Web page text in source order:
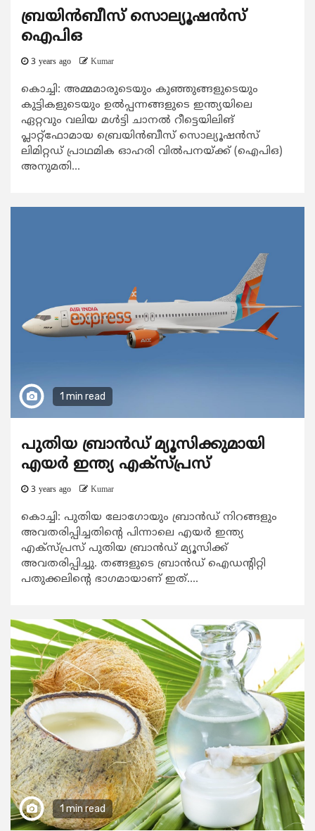
ബ്രയിന്‍ബീസ് സൊല്യൂഷന്‍സ്
ഐപിഒ
3 years ago Kumar
കൊച്ചി: അമ്മമാരുടെയും കുഞ്ഞുങ്ങളുടെയും
കുട്ടികളുടെയും ഉല്‍പ്പന്നങ്ങളുടെ ഇന്ത്യയിലെ
ഏറ്റവും വലിയ മള്‍ട്ടി ചാനല്‍ റീട്ടെയിലിങ്
പ്ലാറ്റ്‌ഫോമായ ബ്രെയിന്‍ബീസ് സൊല്യൂഷന്‍സ്
ലിമിറ്റഡ് പ്രാഥമിക ഓഹരി വില്‍പനയ്ക്ക് (ഐപിഒ)
അനുമതി...
1 min read
പുതിയ ബ്രാൻഡ് മ്യൂസിക്കുമായി
എയര്‍ ഇന്ത്യ എക്സ്പ്രസ്
3 years ago Kumar
കൊച്ചി: പുതിയ ലോഗോയും ബ്രാൻഡ് നിറങ്ങളും
അവതരിപ്പിച്ചതിന്‍റെ പിന്നാലെ എയര്‍ ഇന്ത്യ
എക്സ്പ്രസ് പുതിയ ബ്രാൻഡ് മ്യൂസിക്ക്
അവതരിപ്പിച്ചു. തങ്ങളുടെ ബ്രാന്‍ഡ് ഐഡന്‍റിറ്റി
പതുക്കലിന്‍റെ ഭാഗമായാണ് ഇത്....
1 min read